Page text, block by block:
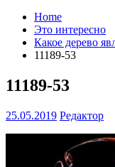
Home
Это интересно
Какое дерево
11189-53
11189-53
25.05.2019 Редактор